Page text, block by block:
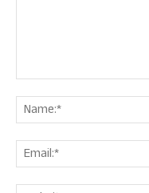
Comment: